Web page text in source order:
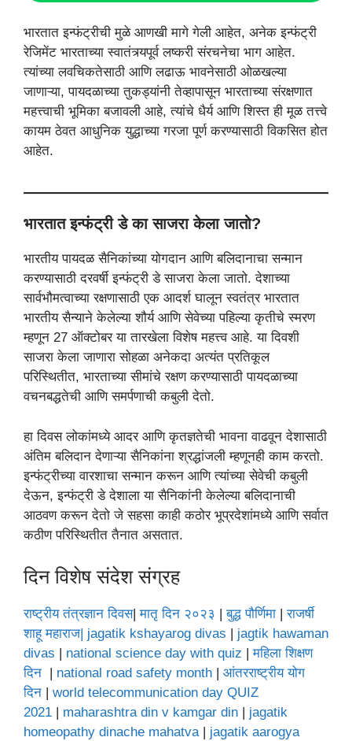
भारतात इन्फंट्रीची मुळे आणखी मागे गेली आहेत, अनेक इन्फंट्री
रेजिमेंट भारताच्या स्वातंत्र्यपूर्व लष्करी संरचनेचा भाग आहेत.
त्यांच्या लवचिकतेसाठी आणि लढाऊ भावनेसाठी ओळखल्या
जाणाऱ्या, पायदळाच्या तुकड्यांनी तेव्हापासून भारताच्या संरक्षणात
महत्त्वाची भूमिका बजावली आहे, त्यांचे धैर्य आणि शिस्त ही मूळ तत्त्वे
कायम ठेवत आधुनिक युद्धाच्या गरजा पूर्ण करण्यासाठी विकसित होत
आहेत.
भारतात इन्फंट्री डे का साजरा केला जातो?
भारतीय पायदळ सैनिकांच्या योगदान आणि बलिदानाचा सन्मान
करण्यासाठी दरवर्षी इन्फंट्री डे साजरा केला जातो. देशाच्या
सार्वभौमत्वाच्या रक्षणासाठी एक आदर्श घालून स्वतंत्र भारतात
भारतीय सैन्याने केलेल्या शौर्य आणि सेवेच्या पहिल्या कृतीचे स्मरण
म्हणून 27 ऑक्टोबर या तारखेला विशेष महत्त्व आहे. या दिवशी
साजरा केला जाणारा सोहळा अनेकदा अत्यंत प्रतिकूल
परिस्थितीत, भारताच्या सीमांचे रक्षण करण्यासाठी पायदळाच्या
वचनबद्धतेची आणि समर्पणाची कबुली देतो.
हा दिवस लोकांमध्ये आदर आणि कृतज्ञतेची भावना वाढवून देशासाठी
अंतिम बलिदान देणाऱ्या सैनिकांना श्रद्धांजली म्हणूनही काम करतो.
इन्फंट्रीच्या वारशाचा सन्मान करून आणि त्यांच्या सेवेची कबुली
देऊन, इन्फंट्री डे देशाला या सैनिकांनी केलेल्या बलिदानाची
आठवण करून देतो जे सहसा काही कठोर भूप्रदेशांमध्ये आणि सर्वात
कठीण परिस्थितीत तैनात असतात.
दिन विशेष संदेश संग्रह
राष्ट्रीय तंत्रज्ञान दिवस|मातृ दिन २०२३ |बुद्ध पौर्णिमा |राजर्षी
शाहू महाराज | jagatik kshayarog divas
jagtik hawaman
divas
national science day with quiz |महिला शिक्षण
दिन
national road safety month
आंतरराष्ट्रीय योग
दिन
world telecommunication day QUIZ
2021
maharashtra din v kamgar din
jagatik
homeopathy dinache mahatva
jagatik aarogya